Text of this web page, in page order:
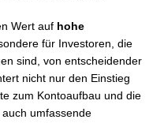
Wert auf hohe
für Investoren, die
sind, von entscheidender
nicht nur den Einstieg
zum Kontoaufbau und die
umfassende